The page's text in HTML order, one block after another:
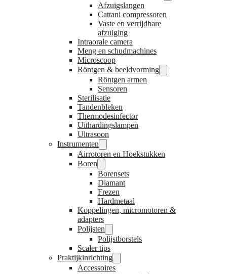
Afzuigslangen
Cattani compressoren
Vaste en verrijdbare
afzuiging
Intraorale camera
Meng en schudmachines
Microscoop
Röntgen & beeldvorming
Röntgen armen
Sensoren
Sterilisatie
Tandenbleken
Thermodesinfector
Uithardingslampen
Ultrasoon
Instrumenten
Airrotoren en Hoekstukken
Boren
Borensets
Diamant
Frezen
Hardmetaal
Koppelingen, micromotoren &
adapters
Polijsten
Polijstborstels
Scaler tips
Praktijkinrichting
Accessoires